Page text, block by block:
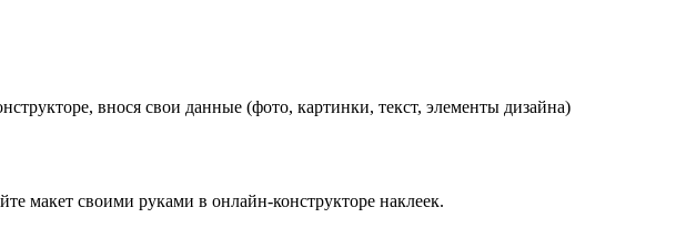
внося свои данные (фото, картинки, текст, элементы дизайна)
макет своими руками в онлайн-конструкторе наклеек.